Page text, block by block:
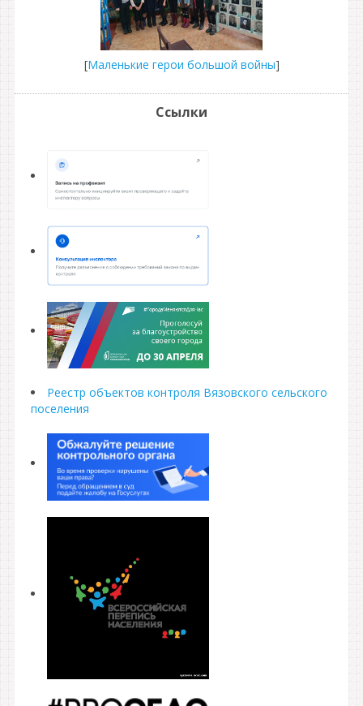
[Маленькие герои большой войны]
Ссылки
Реестр объектов контроля Вязовского сельского
поселения